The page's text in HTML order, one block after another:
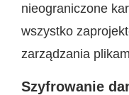
nieograniczone
wszystko
zarządzania
Szyfrowanie